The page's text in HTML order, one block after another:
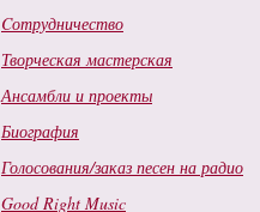
Cотрудничество
Творческая мастерская
Ансамбли и проекты
Биография
Голосования/заказ песен на радио
Good Right Music